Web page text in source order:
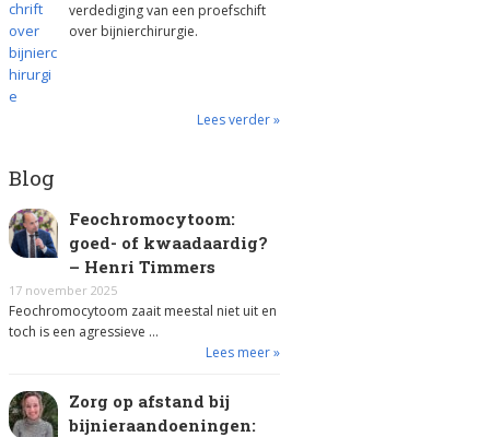
verdediging van een proefschift
over bijnierchirurgie.
Lees verder »
Blog
Feochromocytoom:
goed- of kwaadaardig?
– Henri Timmers
17 november 2025
Feochromocytoom zaait meestal niet uit en
toch is een agressieve …
Lees meer »
Zorg op afstand bij
bijnieraandoeningen: